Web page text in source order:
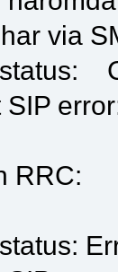
via
SIP
RRC: